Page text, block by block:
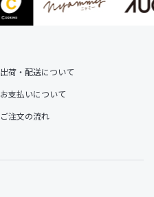
出荷・配送について
お支払いについて
ご注文の流れ